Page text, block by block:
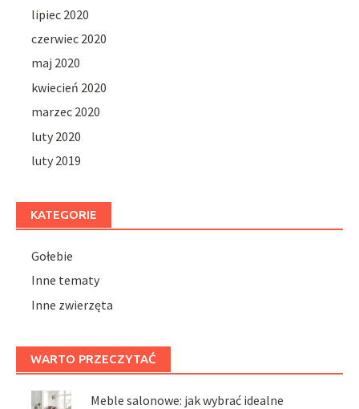
lipiec 2020
czerwiec 2020
maj 2020
kwiecień 2020
marzec 2020
luty 2020
luty 2019
KATEGORIE
Gołebie
Inne tematy
Inne zwierzęta
WARTO PRZECZYTAĆ
Meble salonowe: jak wybrać idealne